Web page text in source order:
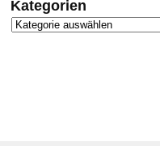
Kategorien